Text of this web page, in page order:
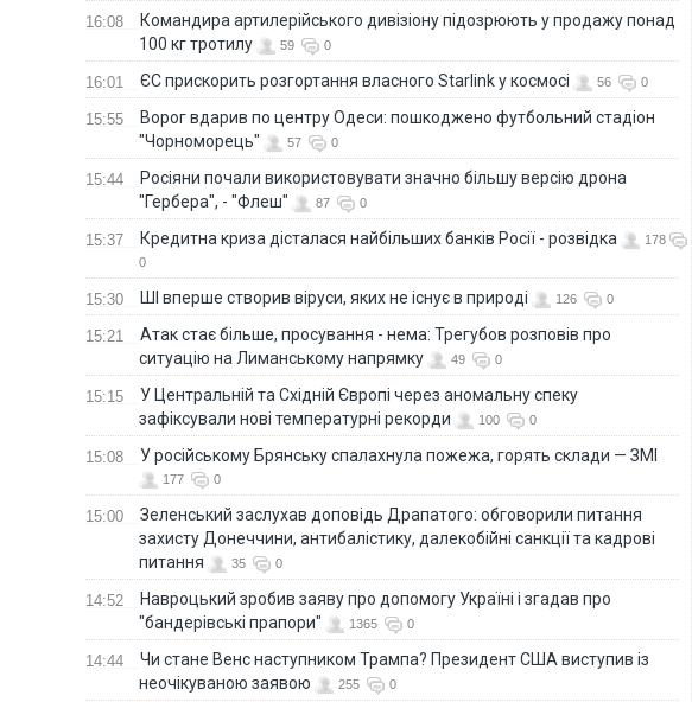
16:08
Командира артилерійського дивізіону підозрюють у продажу понад
100 кг тротилу
59 0
16:01 ЄС прискорить розгортання власного Starlink у космосі 56 0
15:55
Ворог вдарив по центру Одеси: пошкоджено футбольний стадіон
"Чорноморець"
57 0
15:44
Росіяни почали використовувати значно більшу версію дрона
"Гербера", - "Флеш"
87 0
15:37 Кредитна криза дісталася найбільших банків Росії - розвідка
178
0
15:30 ШІ вперше створив віруси, яких не існує в природі 126 0
15:21
Атак стає більше, просування - нема: Трегубов розповів про
ситуацію на Лиманському напрямку
49 0
15:15
У Центральній та Східній Європі через аномальну спеку
зафіксували нові температурні рекорди
100 0
15:08 У російському Брянську спалахнула пожежа, горять склади — ЗМІ
177 0
15:00
Зеленський заслухав доповідь Драпатого: обговорили питання
захисту Донеччини, антибалістику, далекобійні санкції та кадрові
питання
35 0
14:52
Навроцький зробив заяву про допомогу Україні і згадав про
"бандерівські прапори"
1365 0
14:44
Чи стане Венс наступником Трампа? Президент США виступив із
неочікуваною заявою
255 0